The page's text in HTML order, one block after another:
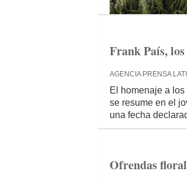
Frank País,
AGENCIA PRENSA
El homenaje a
se resume en el
una fecha
Ofrendas